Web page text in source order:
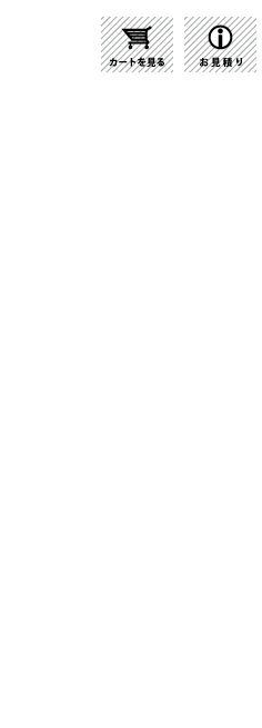
販・インテリア照明の通信販売【ライトス